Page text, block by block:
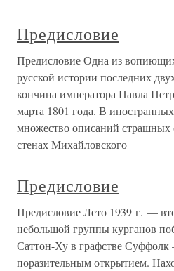
Предисловие
Предисловие Одна из
русской истории последних
кончина императора Павла
марта 1801 года. В
множество описаний
стенах Михайловского
Предисловие
Предисловие Лето 1939 г. —
небольшой группы курганов
Саттон-Ху в графстве Суффолк
поразительным открытием.